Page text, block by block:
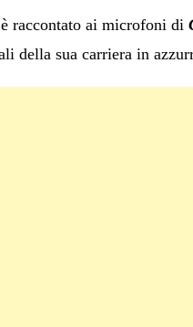
raccontato ai microfoni di
della sua carriera in